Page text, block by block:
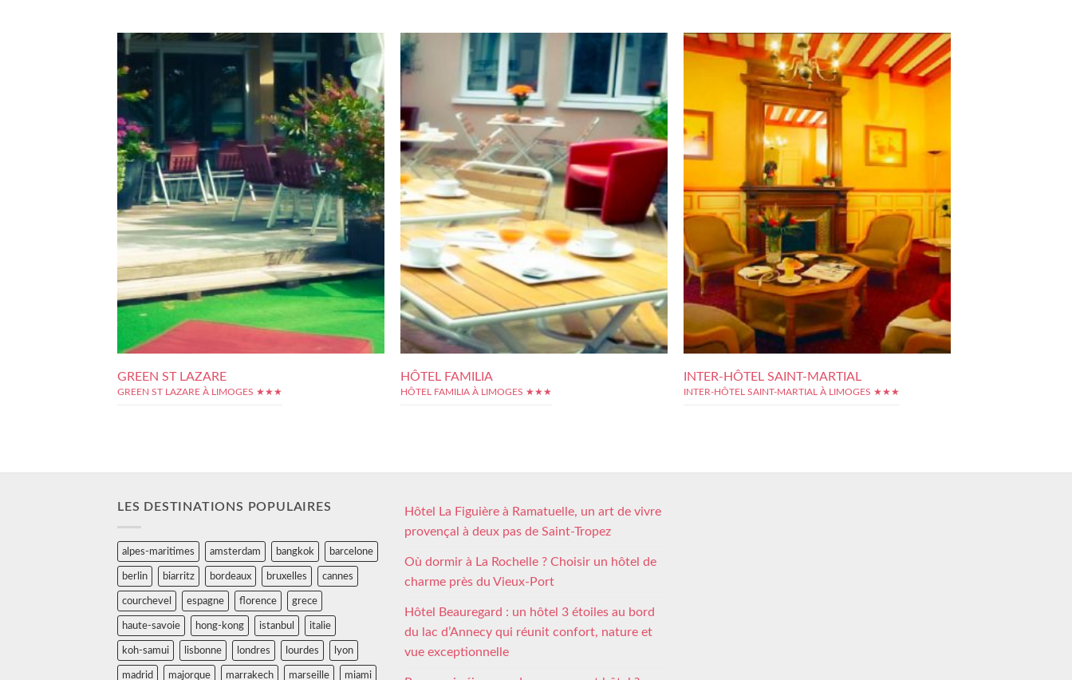
GREEN ST LAZARE
GREEN ST LAZARE À LIMOGES ★★★
HÔTEL FAMILIA
HÔTEL FAMILIA À LIMOGES ★★★
INTER-HÔTEL SAINT-MARTIAL
INTER-HÔTEL SAINT-MARTIAL À LIMOGES ★★★
LES DESTINATIONS POPULAIRES
alpes-maritimes amsterdam bangkok barcelone
berlin biarritz bordeaux bruxelles cannes
courchevel espagne florence grece
haute-savoie hong-kong istanbul italie
koh-samui lisbonne londres lourdes lyon
madrid majorque marrakech marseille miami
Hôtel La Figuière à Ramatuelle, un art de vivre
provençal à deux pas de Saint-Tropez
Où dormir à La Rochelle ? Choisir un hôtel de
charme près du Vieux-Port
Hôtel Beauregard : un hôtel 3 étoiles au bord
du lac d’Annecy qui réunit confort, nature et
vue exceptionnelle